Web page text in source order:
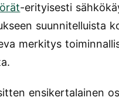
-erityisesti
suunnitelluista
merkitys
ensikertalainen